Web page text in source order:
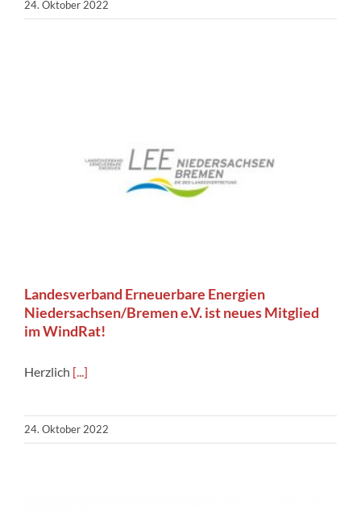
24. Oktober 2022
Landesverband Erneuerbare Energien
Niedersachsen/Bremen e.V. ist neues Mitglied
im WindRat!
Herzlich [...]
24. Oktober 2022